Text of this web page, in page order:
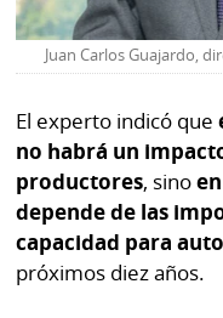
Juan Carlos Guajardo,
El experto indicó que
no habrá un
productores, sino
depende de las
capacidad para
próximos diez años.